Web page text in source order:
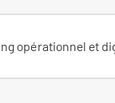
opérationnel et